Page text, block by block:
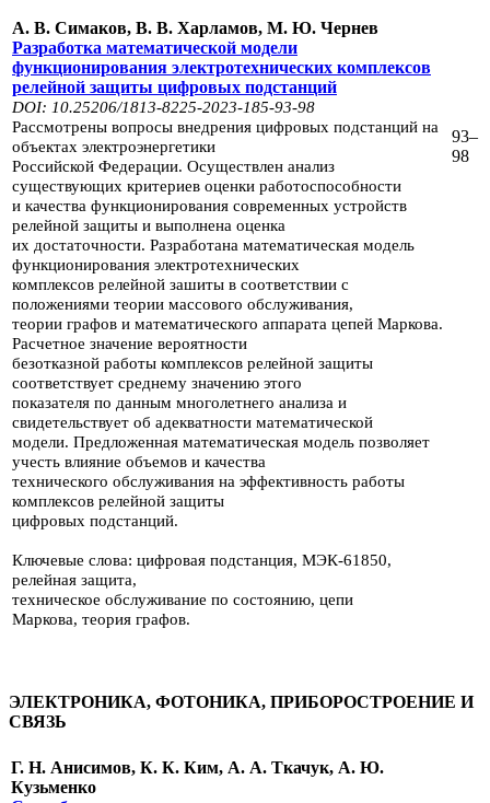
А. В. Симаков, В. В. Харламов, М. Ю. Чернев
Разработка математической модели
функционирования электротехнических комплексов
релейной защиты цифровых подстанций
DOI: 10.25206/1813-8225-2023-185-93-98
Рассмотрены вопросы внедрения цифровых подстанций на
объектах элек­троэнергетики
Российской Федерации. Осуществлен анализ
существующих критериев оценки работоспособности
и качества функционирования совре­менных устройств
релейной защиты и выполнена оценка
их достаточности. Разработана математическая модель
функционирования электротехнических
комплексов релейной зашиты в соответствии с
положениями теории массово­го обслуживания,
теории графов и математического аппарата цепей Маркова.
Расчетное значение вероятности
безотказной работы комплексов релейной защиты
соответствует среднему значению этого
показателя по данным много­летнего анализа и
свидетельствует об адекватности математической
модели. Предложенная математическая модель позволяет
учесть влияние объемов и качества
технического обслуживания на эффективность работы
комплексов релейной защиты
цифровых подстанций.
Ключевые слова: цифровая подстанция, МЭК-61850,
релейная защита,
техни­ческое обслуживание по состоянию, цепи
Маркова, теория графов.
93–
98
ЭЛЕКТРОНИКА, ФОТОНИКА, ПРИБОРОСТРОЕНИЕ И
СВЯЗЬ
Г. Н. Анисимов, К. К. Ким, А. А. Ткачук, А. Ю.
Кузьменко